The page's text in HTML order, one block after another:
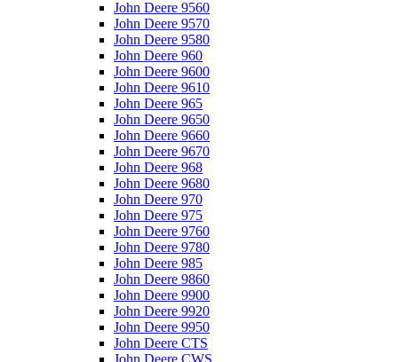
John Deere 9560
John Deere 9570
John Deere 9580
John Deere 960
John Deere 9600
John Deere 9610
John Deere 965
John Deere 9650
John Deere 9660
John Deere 9670
John Deere 968
John Deere 9680
John Deere 970
John Deere 975
John Deere 9760
John Deere 9780
John Deere 985
John Deere 9860
John Deere 9900
John Deere 9920
John Deere 9950
John Deere CTS
John Deere CWS